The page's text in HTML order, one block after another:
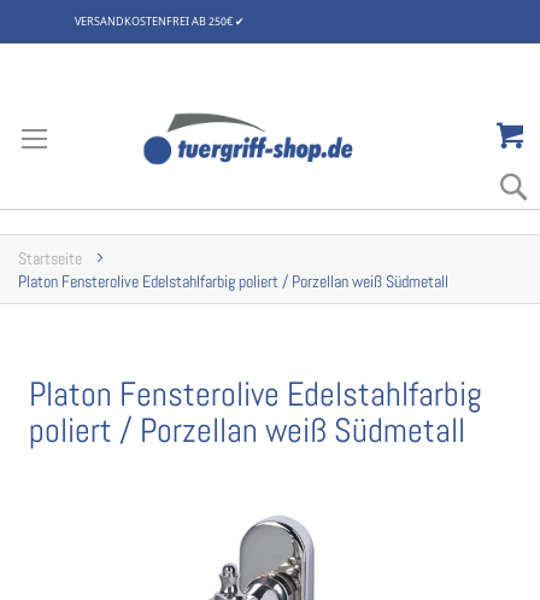
VERSANDKOSTENFREI AB 250€ ✔
springen
Startseite
Platon Fensterolive Edelstahlfarbig poliert / Porzellan weiß Südmetall
Platon Fensterolive Edelstahlfarbig
poliert / Porzellan weiß Südmetall